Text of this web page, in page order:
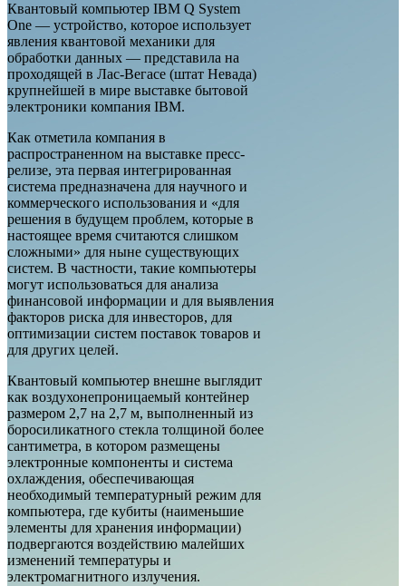
Квантовый компьютер IBM Q System
One — устройство, которое использует
явления квантовой механики для
обработки данных — представила на
проходящей в Лас-Вегасе (штат Невада)
крупнейшей в мире выставке бытовой
электроники компания IBM.
Как отметила компания в
распространенном на выставке пресс-
релизе, эта первая интегрированная
система предназначена для научного и
коммерческого использования и «для
решения в будущем проблем, которые в
настоящее время считаются слишком
сложными» для ныне существующих
систем. В частности, такие компьютеры
могут использоваться для анализа
финансовой информации и для выявления
факторов риска для инвесторов, для
оптимизации систем поставок товаров и
для других целей.
Квантовый компьютер внешне выглядит
как воздухонепроницаемый контейнер
размером 2,7 на 2,7 м, выполненный из
боросиликатного стекла толщиной более
сантиметра, в котором размещены
электронные компоненты и система
охлаждения, обеспечивающая
необходимый температурный режим для
компьютера, где кубиты (наименьшие
элементы для хранения информации)
подвергаются воздействию малейших
изменений температуры и
электромагнитного излучения.